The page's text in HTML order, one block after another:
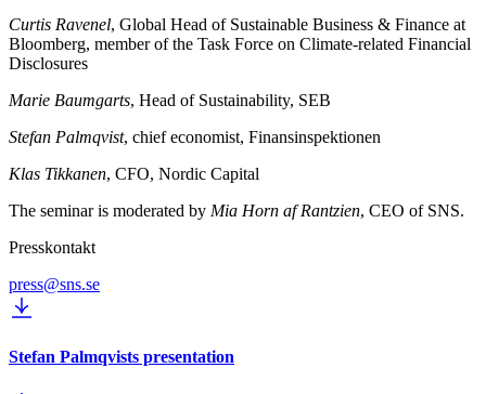
Curtis Ravenel, Global Head of Sustainable Business & Finance at
Bloomberg, member of the Task Force on Climate-related Financial
Disclosures
Marie Baumgarts, Head of Sustainability, SEB
Stefan Palmqvist, chief economist, Finansinspektionen
Klas Tikkanen, CFO, Nordic Capital
The seminar is moderated by Mia Horn af Rantzien, CEO of SNS.
Presskontakt
press@sns.se
Stefan Palmqvists presentation